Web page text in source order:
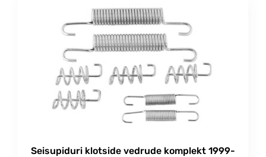
Seisupiduri klotside vedrude komplekt 1999-